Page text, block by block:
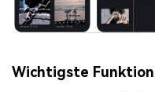
Wichtigste